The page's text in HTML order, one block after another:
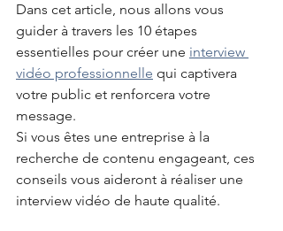
Dans cet article, nous allons vous
guider à travers les 10 étapes
essentielles pour créer une interview
vidéo professionnelle qui captivera
votre public et renforcera votre
message.
Si vous êtes une entreprise à la
recherche de contenu engageant, ces
conseils vous aideront à réaliser une
interview vidéo de haute qualité.